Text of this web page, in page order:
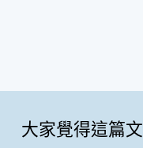
大家覺得這篇